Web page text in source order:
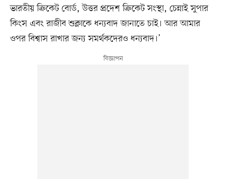
ভারতীয় ক্রিকেট বোর্ড, উত্তর প্রদেশ ক্রিকেট সংস্থা, চেন্নাই সুপার
কিংস এবং রাজীব শুক্লাকে ধন্যবাদ জানাতে চাই। আর আমার
ওপর বিশ্বাস রাখার জন্য সমর্থকদেরও ধন্যবাদ।’